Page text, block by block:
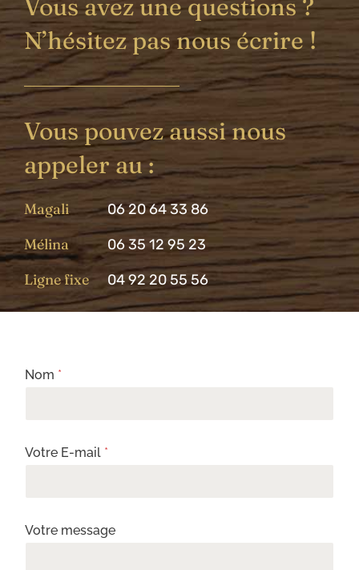
Vous avez une questions ?
N’hésitez pas nous écrire !
Vous pouvez aussi nous
appeler au :
Magali 06 20 64 33 86
Mélina 06 35 12 95 23
Ligne fixe 04 92 20 55 56
Nom *
Votre E-mail *
Votre message